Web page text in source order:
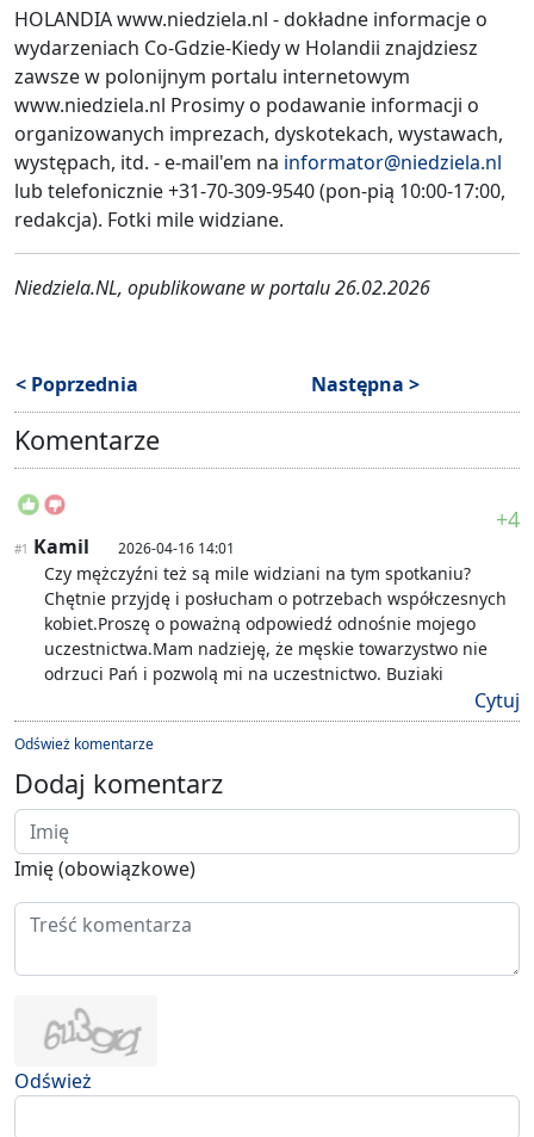
HOLANDIA www.niedziela.nl - dokładne informacje o
wydarzeniach Co-Gdzie-Kiedy w Holandii znajdziesz
zawsze w polonijnym portalu internetowym
www.niedziela.nl Prosimy o podawanie informacji o
organizowanych imprezach, dyskotekach, wystawach,
występach, itd. - e-mail'em na informator@niedziela.nl
lub telefonicznie +31-70-309-9540 (pon-pią 10:00-17:00,
redakcja). Fotki mile widziane.
Niedziela.NL, opublikowane w portalu 26.02.2026
< Poprzednia Następna >
Komentarze
+4
#1 Kamil 2026-04-16 14:01
Czy mężczyźni też są mile widziani na tym spotkaniu?
Chętnie przyjdę i posłucham o potrzebach współczesnych
kobiet.Proszę o poważną odpowiedź odnośnie mojego
uczestnictwa.Mam nadzieję, że męskie towarzystwo nie
odrzuci Pań i pozwolą mi na uczestnictwo. Buziaki
Cytuj
Odśwież komentarze
Dodaj komentarz
Imię (obowiązkowe)
Odśwież